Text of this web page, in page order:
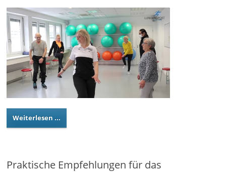
Weiterlesen ...
Praktische Empfehlungen für das